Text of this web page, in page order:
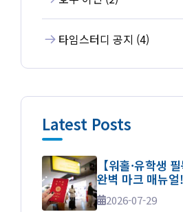
타임스터디 공지 (4)
Latest Posts
【워홀·유학생
완벽 마크 매뉴얼!
2026-07-29